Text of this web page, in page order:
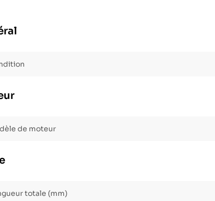
de moteur
totale (mm)